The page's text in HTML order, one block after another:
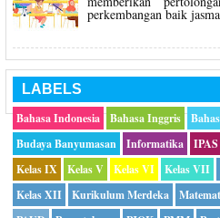
perkembangan baik
LABELS
Bahasa Indonesia
Bahasa Inggris
Budaya Banyumasan
Informatika IPAS
Kelas IX
Kelas V Kelas VI Kelas VII
Kelas XII
Kurikulum Merdeka